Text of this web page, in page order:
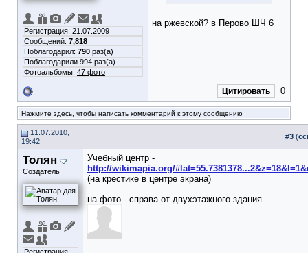
Регистрация: 21.07.2009
Сообщений: 7,818
Поблагодарил: 790 раз(а)
Поблагодарили 994 раз(а)
Фотоальбомы: 47 фото
на ржевской? в Перово ШЧ 6
Цитировать 0
Нажмите здесь, чтобы написать комментарий к этому сообщению
11.07.2010,
19:42
#3 (
Толян
Создатель
Учебный центр -
http://wikimapia.org/
(на крестике в центре экрана)
на фото - справа от двухэтажного здания